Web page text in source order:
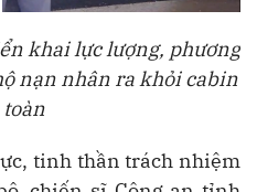
khai lực lượng, phương
nạn nhân ra khỏi cabin
tinh thần trách nhiệm